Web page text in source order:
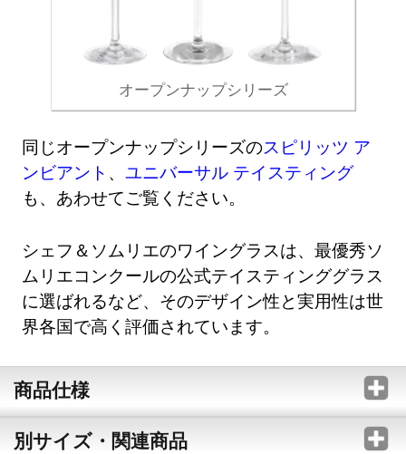
オープンナップシリーズ
同じオープンナップシリーズのスピリッツ ア
ンビアント 、ユニバーサル テイスティング
も、あわせてご覧ください。
シェフ＆ソムリエのワイングラスは、最優秀ソ
ムリエコンクールの公式テイスティンググラス
に選ばれるなど、そのデザイン性と実用性は世
界各国で高く評価されています。
商品仕様
別サイズ・関連商品